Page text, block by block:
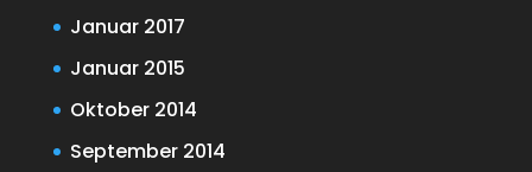
Januar 2017
Januar 2015
Oktober 2014
September 2014